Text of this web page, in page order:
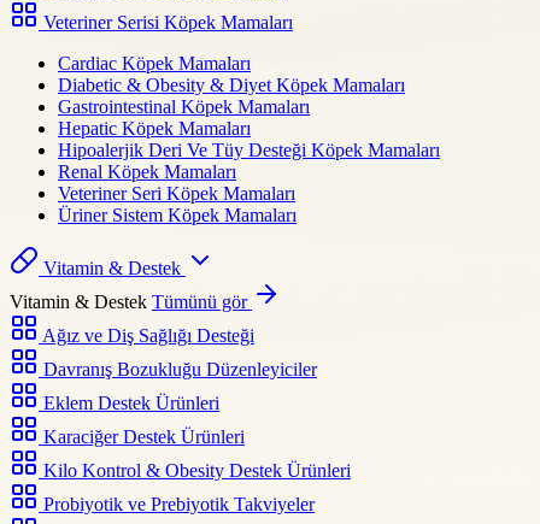
Veteriner Serisi Köpek Mamaları
Cardiac Köpek Mamaları
Diabetic & Obesity & Diyet Köpek Mamaları
Gastrointestinal Köpek Mamaları
Hepatic Köpek Mamaları
Hipoalerjik Deri Ve Tüy Desteği Köpek Mamaları
Renal Köpek Mamaları
Veteriner Seri Köpek Mamaları
Üriner Sistem Köpek Mamaları
Vitamin & Destek
Vitamin & Destek Tümünü gör
Ağız ve Diş Sağlığı Desteği
Davranış Bozukluğu Düzenleyiciler
Eklem Destek Ürünleri
Karaciğer Destek Ürünleri
Kilo Kontrol & Obesity Destek Ürünleri
Probiyotik ve Prebiyotik Takviyeler